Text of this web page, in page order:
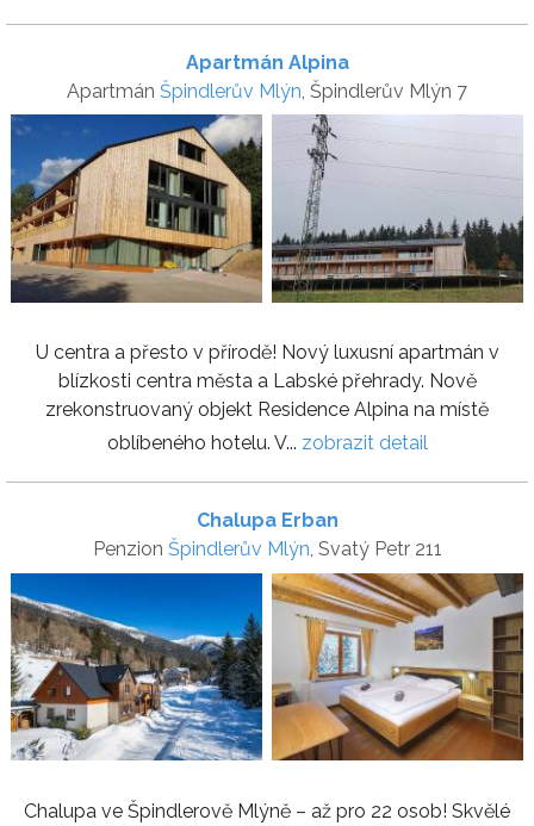
Apartmán Alpina
Apartmán Špindlerův Mlýn, Špindlerův Mlýn 7
U centra a přesto v přírodě! Nový luxusní apartmán v
blízkosti centra města a Labské přehrady. Nově
zrekonstruovaný objekt Residence Alpina na místě
oblíbeného hotelu. V... zobrazit detail
Chalupa Erban
Penzion Špindlerův Mlýn, Svatý Petr 211
Chalupa ve Špindlerově Mlýně – až pro 22 osob! Skvělé